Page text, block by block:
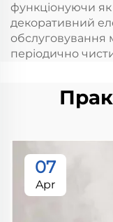
функціонуючи
декоративний
обслуговування
періодично
07
Apr